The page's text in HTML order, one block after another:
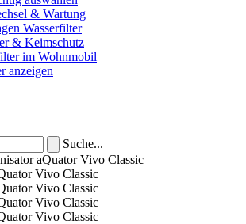
& Wartung
Wasserfilter
& Keimschutz
im Wohnmobil
anzeigen
Suche...
aQuator Vivo Classic